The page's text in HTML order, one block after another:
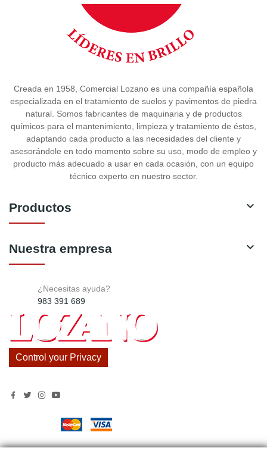
Creada en 1958, Comercial Lozano es una compañía española
especializada en el tratamiento de suelos y pavimentos de piedra
natural. Somos fabricantes de maquinaria y de productos
químicos para el mantenimiento, limpieza y tratamiento de éstos,
adaptando cada producto a las necesidades del cliente y
asesorándole en todo momento sobre su uso, modo de empleo y
producto más adecuado a usar en cada ocasión, con un equipo
técnico experto en nuestro sector.
Productos 
Nuestra empresa 
¿Necesitas ayuda?
983 391 689
Control your Privacy